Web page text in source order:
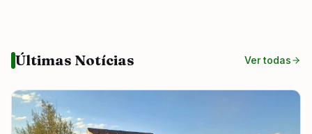
Últimas Notícias Ver todas